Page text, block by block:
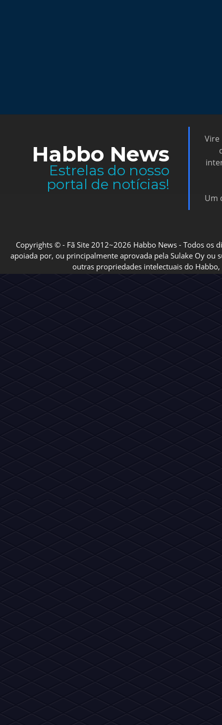
Habbo News
Estrelas do nosso
portal de notícias!
Vire
Um
Copyrights © - Fã Site 2012~2026 Habbo News - Todos os
apoiada por, ou principalmente aprovada pela Sulake Oy ou
outras propriedades intelectuais do